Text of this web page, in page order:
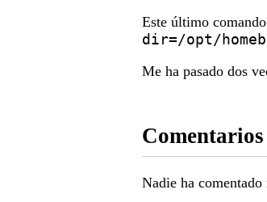
Este último
dir=/opt/
Me ha pasado dos
Comentarios
Nadie ha comentado